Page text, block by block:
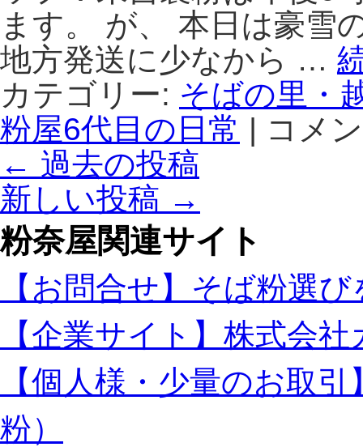
ます。 が、 本日は豪雪
地方発送に少なから …
カテゴリー: そばの里・
粉屋6代目の日常 |
雪
で
て
ま
は
コメ
← 過去の投稿
新しい投稿 →
粉奈屋関連サイト
【お問合せ】そば粉選
【企業サイト】株式会
【個人様・少量のお取
粉）